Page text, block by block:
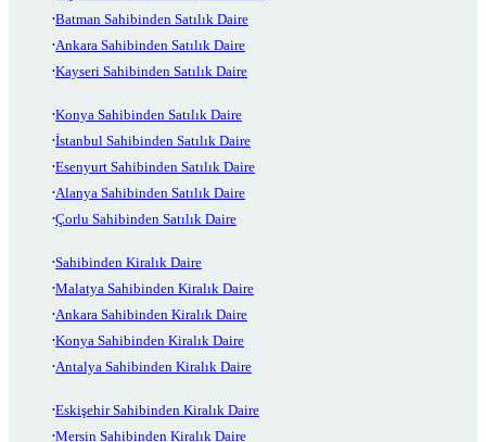
Batman Sahibinden Satılık Daire
Ankara Sahibinden Satılık Daire
Kayseri Sahibinden Satılık Daire
Konya Sahibinden Satılık Daire
İstanbul Sahibinden Satılık Daire
Esenyurt Sahibinden Satılık Daire
Alanya Sahibinden Satılık Daire
Çorlu Sahibinden Satılık Daire
Sahibinden Kiralık Daire
Malatya Sahibinden Kiralık Daire
Ankara Sahibinden Kiralık Daire
Konya Sahibinden Kiralık Daire
Antalya Sahibinden Kiralık Daire
Eskişehir Sahibinden Kiralık Daire
Mersin Sahibinden Kiralık Daire